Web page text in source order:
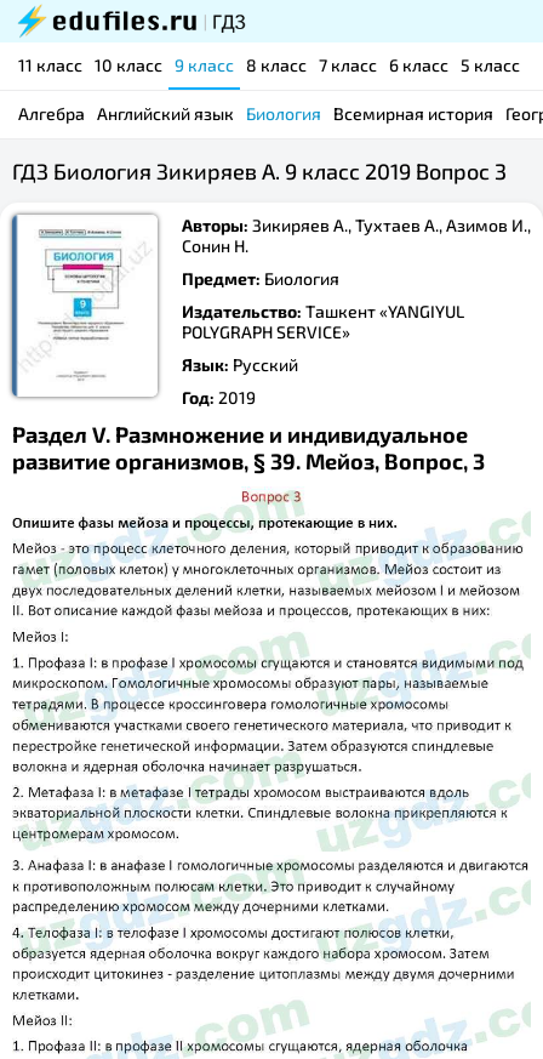
11 класс 10 класс 9 класс 8 класс 7 класс 6 класс 5 класс
Алгебра Английский язык Биология Всемирная история
ГДЗ Биология Зикиряев А. 9 класс 2019 Вопрос 3
Авторы: Зикиряев А., Тухтаев А., Азимов И.,
Сонин Н.
Предмет: Биология
Издательство: Ташкент «YANGIYUL
POLYGRAPH SERVICE»
Язык: Русский
Год: 2019
Раздел V. Размножение и индивидуальное
развитие организмов, § 39. Meйоз, Вопрос, 3